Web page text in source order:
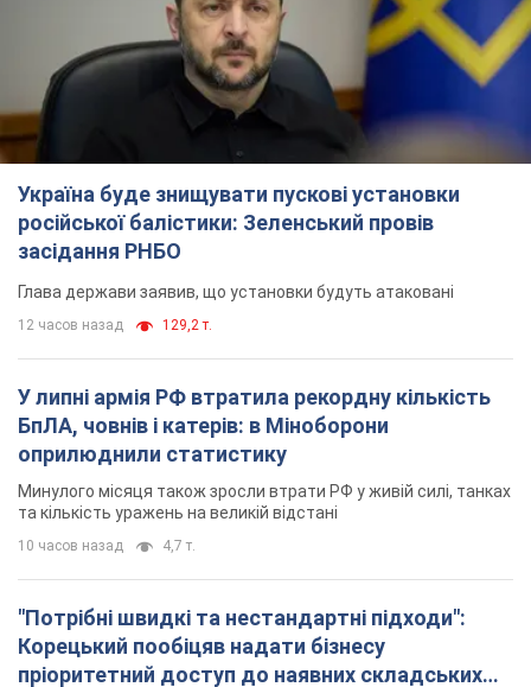
Україна буде знищувати пускові установки
російської балістики: Зеленський провів
засідання РНБО
Глава держави заявив, що установки будуть атаковані
12 часов назад 129,2 т.
У липні армія РФ втратила рекордну кількість
БпЛА, човнів і катерів: в Міноборони
оприлюднили статистику
Минулого місяця також зросли втрати РФ у живій силі, танках
та кількість уражень на великій відстані
10 часов назад 4,7 т.
"Потрібні швидкі та нестандартні підходи":
Корецький пообіцяв надати бізнесу
пріоритетний доступ до наявних складських